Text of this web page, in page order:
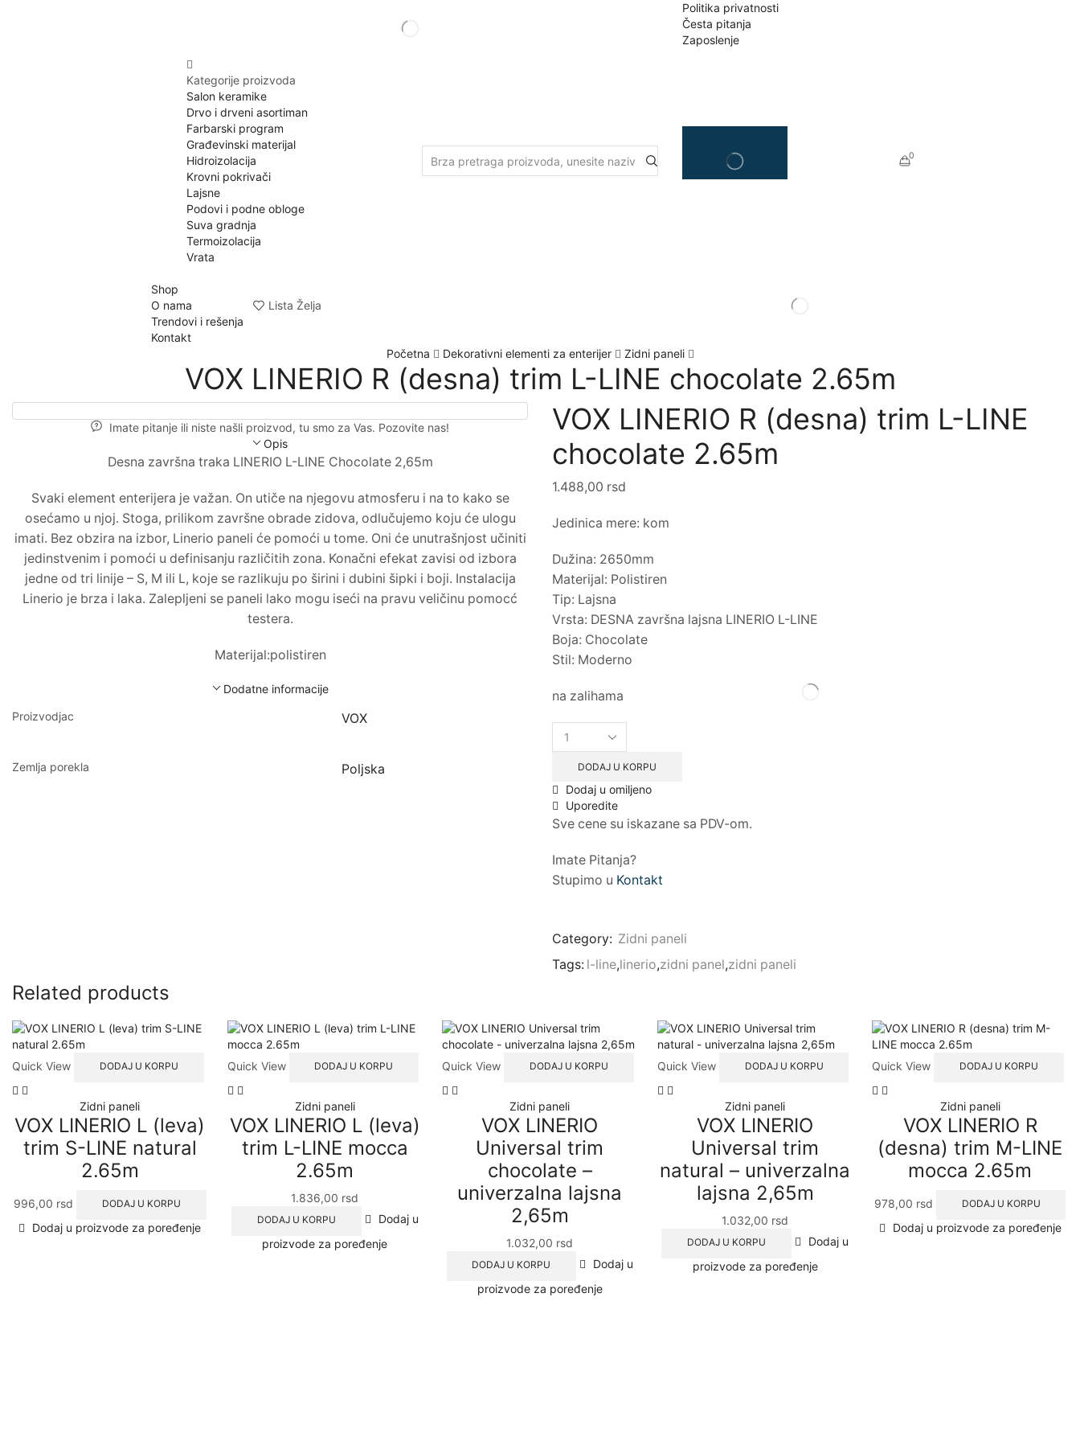
Politika privatnosti
Česta pitanja
Zaposlenje
Kategorije proizvoda
Salon keramike
Drvo i drveni asortiman
Farbarski program
Građevinski materijal
Hidroizolacija
Krovni pokrivači
Lajsne
Podovi i podne obloge
Suva gradnja
Termoizolacija
Vrata
Search
0
Shop
O nama
Trendovi i rešenja
Kontakt
Lista Želja
Početna Dekorativni elementi za enterijer Zidni paneli
VOX LINERIO R (desna) trim L-LINE chocolate 2.65m
Imate pitanje ili niste našli proizvod, tu smo za Vas. Pozovite nas!
Opis
Desna završna traka LINERIO L-LINE Chocolate 2,65m
Svaki element enterijera je važan. On utiče na njegovu atmosferu i na to kako se
osećamo u njoj. Stoga, prilikom završne obrade zidova, odlučujemo koju će ulogu
imati. Bez obzira na izbor, Linerio paneli će pomoći u tome. Oni će unutrašnjost učiniti
jedinstvenim i pomoći u definisanju različitih zona. Konačni efekat zavisi od izbora
jedne od tri linije – S, M ili L, koje se razlikuju po širini i dubini šipki i boji. Instalacija
Linerio je brza i laka. Zalepljeni se paneli lako mogu iseći na pravu veličinu pomocć
testera.
Materijal:polistiren
Dodatne informacije
Proizvodjac
VOX
Zemlja porekla Poljska
VOX LINERIO R (desna) trim L-LINE
chocolate 2.65m
1.488,00 rsd
Jedinica mere: kom
Dužina: 2650mm
Materijal: Polistiren
Tip: Lajsna
Vrsta: DESNA završna lajsna LINERIO L-LINE
Boja: Chocolate
Stil: Moderno
na zalihama
LINERIO
trim
L-
LINE
2.65m
quantity
DODAJ U KORPU
Dodaj u omiljeno
Uporedite
Sve cene su iskazane sa PDV-om.
Imate Pitanja?
Stupimo u Kontakt
Category: Zidni paneli
Tags: l-line,linerio,zidni panel,zidni paneli
Related products
Quick View DODAJ U KORPU
Zidni paneli
VOX LINERIO L (leva)
trim S-LINE natural
2.65m
996,00 rsd DODAJ U KORPU
Dodaj u proizvode za poređenje
Quick View DODAJ U KORPU
Zidni paneli
VOX LINERIO L (leva)
trim L-LINE mocca
2.65m
1.836,00 rsd
DODAJ U KORPU
Dodaj u
proizvode za poređenje
Quick View DODAJ U KORPU
Zidni paneli
VOX LINERIO
Universal trim
chocolate –
univerzalna lajsna
2,65m
1.032,00 rsd
DODAJ U KORPU
Dodaj u
proizvode za poređenje
Quick View DODAJ U KORPU
Zidni paneli
VOX LINERIO
Universal trim
natural – univerzalna
lajsna 2,65m
1.032,00 rsd
DODAJ U KORPU
Dodaj u
proizvode za poređenje
Quick View DODAJ U KORPU
Zidni paneli
VOX LINERIO R
(desna) trim M-LINE
mocca 2.65m
978,00 rsd DODAJ U KORPU
Dodaj u proizvode za poređenje